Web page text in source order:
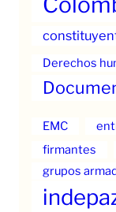
Derechos
EMC
firmantes
grupos